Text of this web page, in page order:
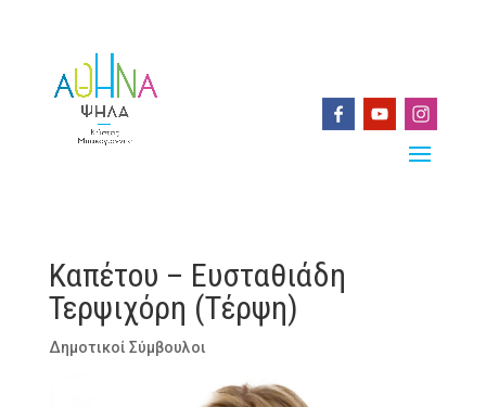
Καπέτου – Ευσταθιάδη
Τερψιχόρη (Τέρψη)
Δημοτικοί Σύμβουλοι